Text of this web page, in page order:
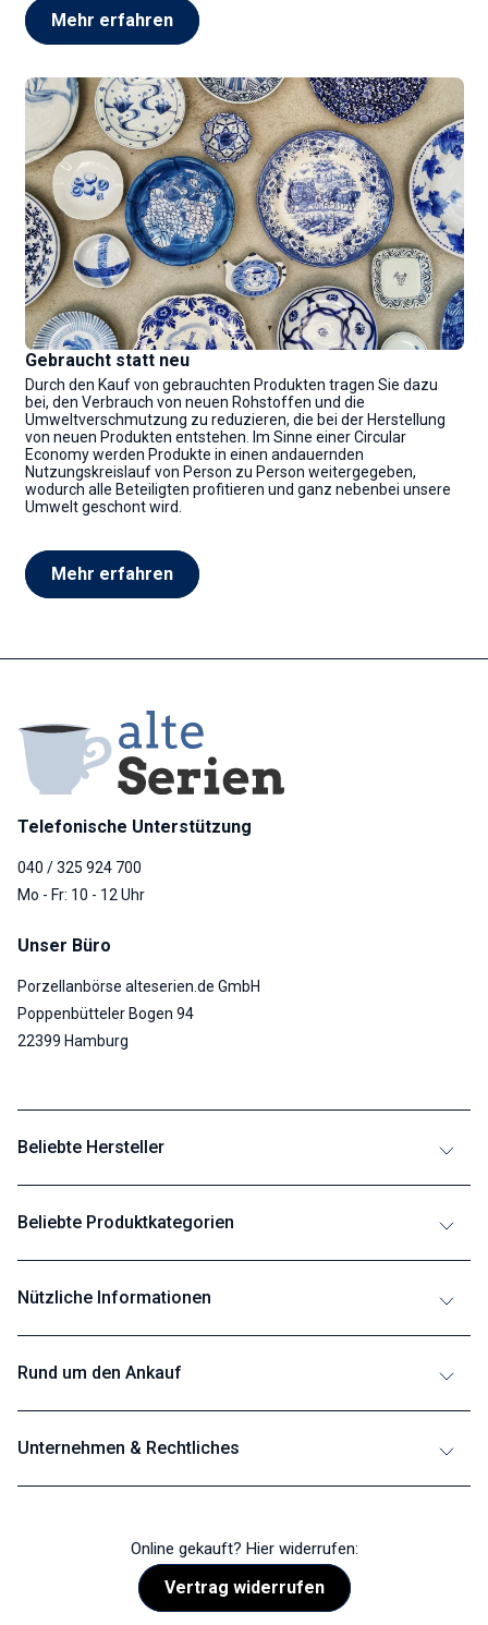
Mehr erfahren
Gebraucht statt neu
Durch den Kauf von gebrauchten Produkten tragen Sie dazu
bei, den Verbrauch von neuen Rohstoffen und die
Umweltverschmutzung zu reduzieren, die bei der Herstellung
von neuen Produkten entstehen. Im Sinne einer Circular
Economy werden Produkte in einen andauernden
Nutzungskreislauf von Person zu Person weitergegeben,
wodurch alle Beteiligten profitieren und ganz nebenbei unsere
Umwelt geschont wird.
Mehr erfahren
Telefonische Unterstützung
040 / 325 924 700
Mo - Fr: 10 - 12 Uhr
Unser Büro
Porzellanbörse alteserien.de GmbH
Poppenbütteler Bogen 94
22399 Hamburg
Beliebte Hersteller
Beliebte Produktkategorien
Nützliche Informationen
Rund um den Ankauf
Unternehmen & Rechtliches
Online gekauft? Hier widerrufen:
Vertrag widerrufen